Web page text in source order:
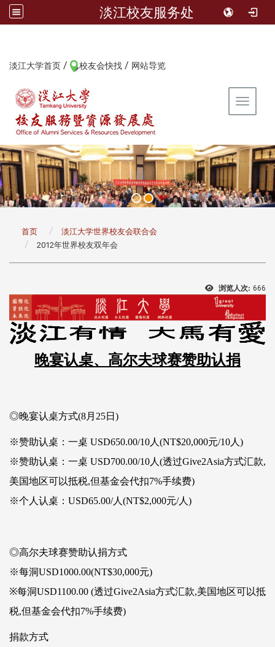
淡江校友服务处
淡江大学首页 / 校友会快找 / 网站导览
Toggle
首页
淡江大学世界校友会联合会
2012年世界校友双年会
浏览人次: 666
晚宴认桌、高尔夫球赛赞助认捐
◎晚宴认桌方式(8月25日)
※赞助认桌：一桌 USD650.00/10人(NT$20,000元/10人)
※赞助认桌：一桌 USD700.00/10人(透过Give2Asia方式汇款,
美国地区可以抵税,但基金会代扣7%手续费)
※个人认桌：USD65.00/人(NT$2,000元/人)
◎高尔夫球赛赞助认捐方式
※每洞USD1000.00(NT$30,000元)
※每洞USD1100.00 (透过Give2Asia方式汇款,美国地区可以抵
税,但基金会代扣7%手续费)
捐款方式